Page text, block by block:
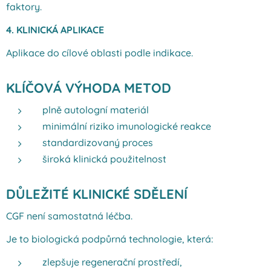
faktory.
4. KLINICKÁ APLIKACE
Aplikace do cílové oblasti podle indikace.
KLÍČOVÁ VÝHODA METOD
plně autologní materiál
minimální riziko imunologické reakce
standardizovaný proces
široká klinická použitelnost
DŮLEŽITÉ KLINICKÉ SDĚLENÍ
CGF není samostatná léčba.
Je to biologická podpůrná technologie, která:
zlepšuje regenerační prostředí,